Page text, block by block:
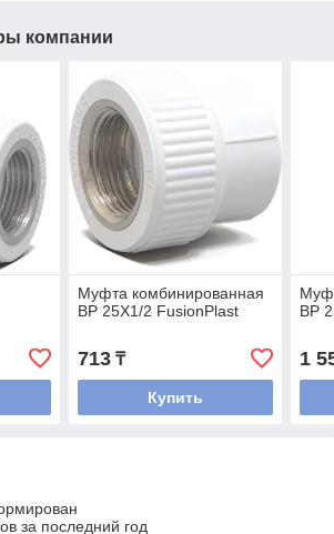
компании
Муфта комбинированная
ВР 25Х1/2 FusionPlast
713₸
Купить
ВР
1
за последний год